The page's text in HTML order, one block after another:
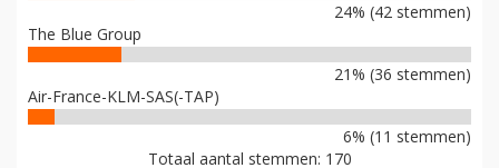
24% (42 stemmen)
The Blue Group
21% (36 stemmen)
Air-France-KLM-SAS(-TAP)
6% (11 stemmen)
Totaal aantal stemmen: 170